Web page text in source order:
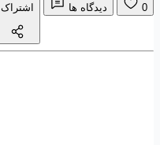
0 دیدگاه ها اشتراک